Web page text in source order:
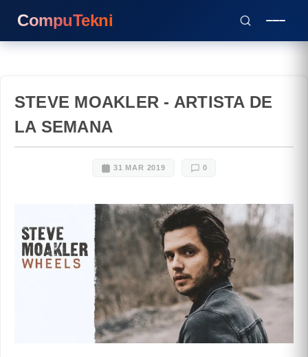
CompuTekni
STEVE MOAKLER - ARTISTA DE
LA SEMANA
31 MAR 2019 0